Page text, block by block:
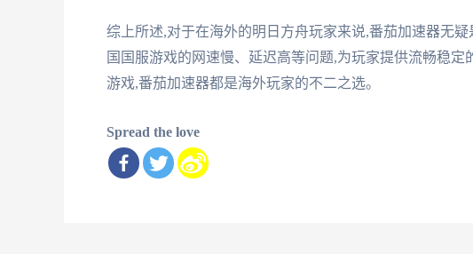
综上所述,对于在海外的明日方舟玩家来说,番茄加速器无
国国服游戏的网速慢、延迟高等问题,为玩家提供流畅稳
游戏,番茄加速器都是海外玩家的不二之选。
Spread the love